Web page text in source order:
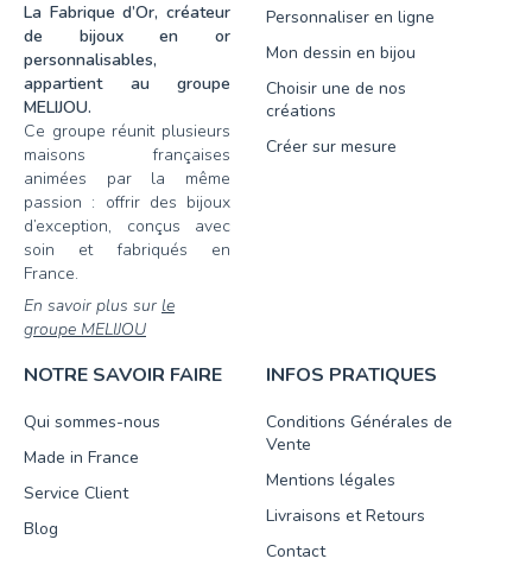
La Fabrique d’Or, créateur
de bijoux en or
personnalisables,
appartient au groupe
MELIJOU.
Ce groupe réunit plusieurs
maisons françaises
animées par la même
passion : offrir des bijoux
d’exception, conçus avec
soin et fabriqués en
France.
En savoir plus sur le
groupe MELIJOU
Personnaliser en ligne
Mon dessin en bijou
Choisir une de nos
créations
Créer sur mesure
NOTRE SAVOIR FAIRE
Qui sommes-nous
Made in France
Service Client
Blog
INFOS PRATIQUES
Conditions Générales de
Vente
Mentions légales
Livraisons et Retours
Contact